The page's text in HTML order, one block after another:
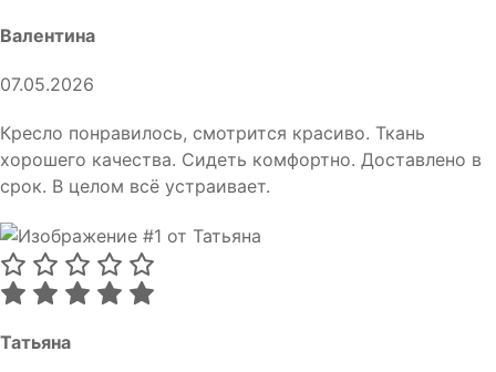
Валентина
07.05.2026
Кресло понравилось, смотрится красиво. Ткань
хорошего качества. Сидеть комфортно. Доставлено в
срок. В целом всё устраивает.
Татьяна